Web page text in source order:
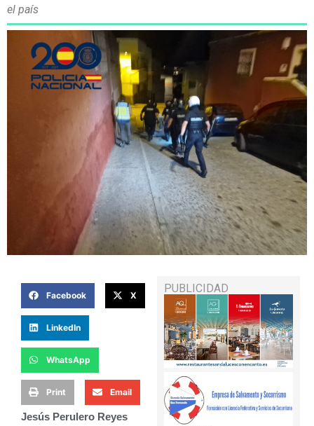
el país
Facebook X
LinkedIn
WhatsApp
Print Email
Jesús Perulero Reyes
PUBLICIDAD